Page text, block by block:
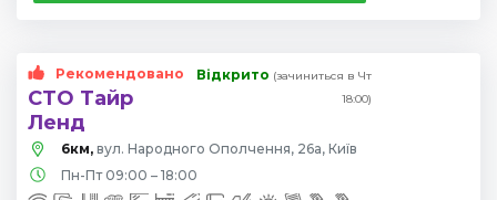
Рекомендовано
СТО Тайр
Ленд
Відкрито (зачиниться в Чт
18:00)
6км, вул. Народного Ополчення, 26а, Київ
Пн-Пт 09:00 – 18:00